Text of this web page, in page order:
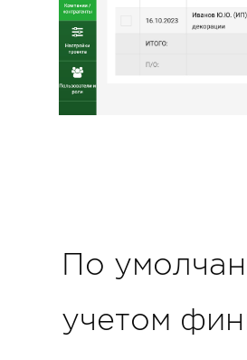
По
учетом